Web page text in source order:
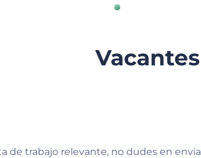
Vacantes
de trabajo relevante, no dudes en